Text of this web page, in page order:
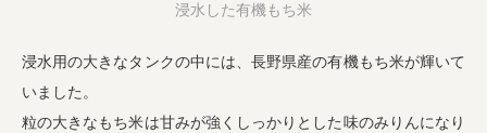
浸水した有機もち米
浸水用の大きなタンクの中には、長野県産の有機もち米が輝いて
いました。
粒の大きなもち米は甘みが強くしっかりとした味のみりんになり